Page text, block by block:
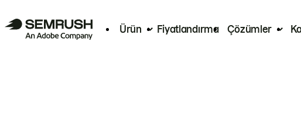
Ürün Fiyatlandırma Çözümler